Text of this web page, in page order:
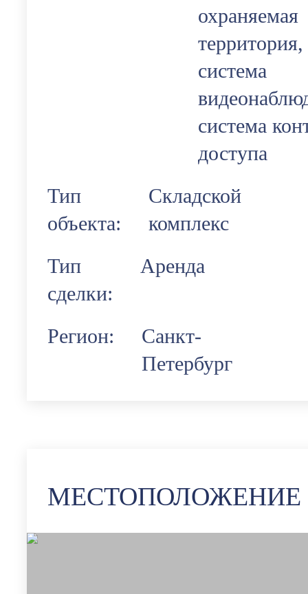
охраняемая
территория,
система
система
доступа
Тип
объекта:
Складской
комплекс
Тип
сделки:
Аренда
Регион:
Санкт-
Петербург
МЕСТОПОЛОЖЕНИЕ